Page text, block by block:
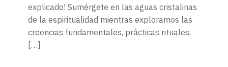
explicado! Sumérgete en las aguas cristalinas
de la espiritualidad mientras exploramos las
creencias fundamentales, prácticas rituales,
[…]